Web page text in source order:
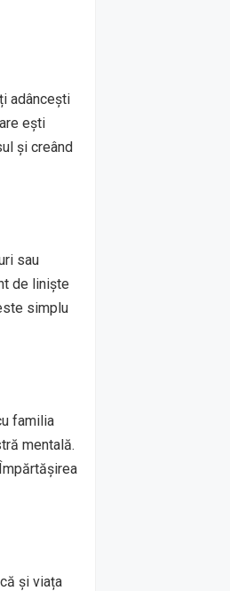
adâncești
ești
și creând
sau
de liniște
simplu
familia
mentală.
și viața